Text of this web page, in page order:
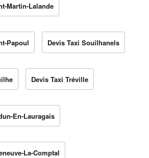
Martin-Lalande
Papoul Devis Taxi Souilhanels
Devis Taxi Tréville
En-Lauragais
La-Comptal